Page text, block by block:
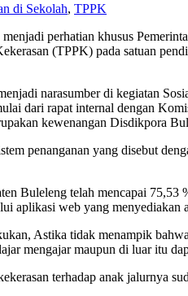
di Sekolah, TPPK
perhatian khusus
(TPPK) pada satuan
narasumber di kegiatan
dari rapat internal dengan
kewenangan Disdikpora
penanganan yang disebut
Buleleng telah mencapai
aplikasi web yang menyediakan
Astika tidak menampik
mengajar maupun di luar itu
terhadap anak jalurnya